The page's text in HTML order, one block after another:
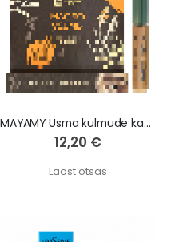
MAYAMY Usma kulmude kasvu soodustav õli, 4ml
12,20 €
Laost otsas